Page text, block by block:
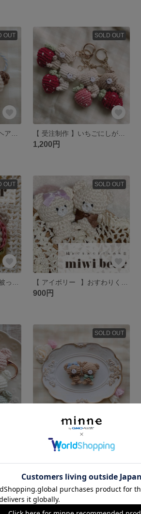
OUT SOLD OUT
【 受注制作 】いちごにしがみつくくまさん 🧸🍓 編みぐるみ クマ テディベア ブローチ キーホルダー ミミベア 苺 イチゴ 春
1,200円
OUT SOLD OUT
900円
SOLD OUT
900円